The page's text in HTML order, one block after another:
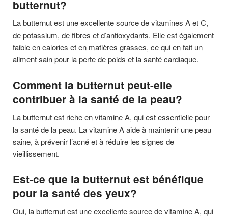
butternut?
La butternut est une excellente source de vitamines A et C,
de potassium, de fibres et d’antioxydants. Elle est également
faible en calories et en matières grasses, ce qui en fait un
aliment sain pour la perte de poids et la santé cardiaque.
Comment la butternut peut-elle
contribuer à la santé de la peau?
La butternut est riche en vitamine A, qui est essentielle pour
la santé de la peau. La vitamine A aide à maintenir une peau
saine, à prévenir l’acné et à réduire les signes de
vieillissement.
Est-ce que la butternut est bénéfique
pour la santé des yeux?
Oui, la butternut est une excellente source de vitamine A, qui